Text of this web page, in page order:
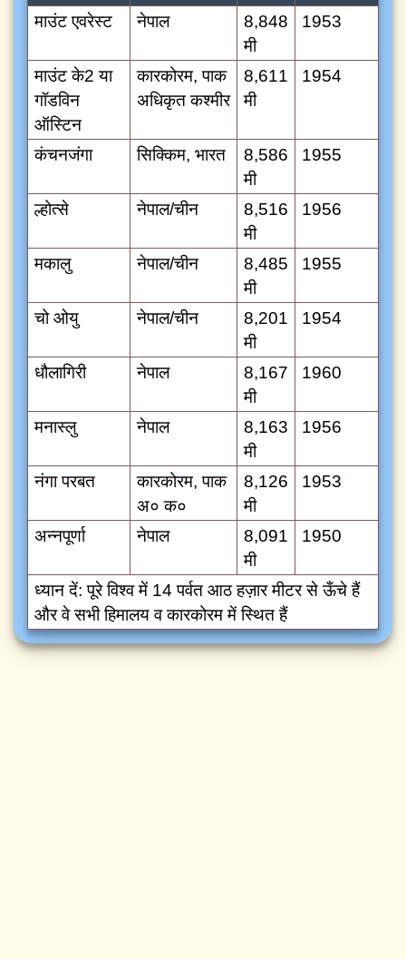
माउंट एवरेस्ट
नेपाल
8,848
मी
1953
माउंट के2 या
गॉडविन
ऑस्टिन
कारकोरम, पाक
अधिकृत कश्मीर
8,611
मी
1954
कंचनजंगा सिक्किम, भारत
8,586
मी
1955
ल्होत्से नेपाल/चीन
8,516
मी
1956
मकालु नेपाल/चीन
8,485
मी
1955
चो ओयु नेपाल/चीन
8,201
मी
1954
धौलागिरी नेपाल
8,167
मी
1960
मनास्लु नेपाल
8,163
मी
1956
नंगा परबत
कारकोरम, पाक
अ० क०
8,126
मी
1953
अन्नपूर्णा नेपाल
8,091
मी
1950
ध्यान दें: पूरे विश्व में 14 पर्वत आठ हज़ार मीटर से ऊँचे हैं
और वे सभी हिमालय व कारकोरम में स्थित हैं